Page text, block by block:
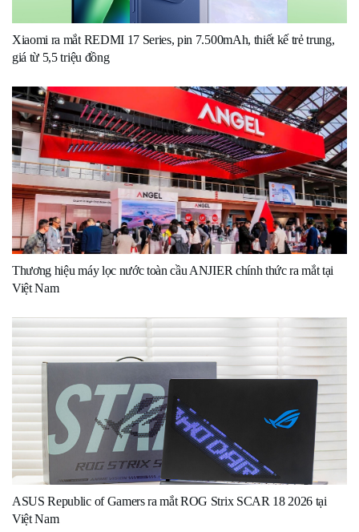
Xiaomi ra mắt REDMI 17 Series, pin 7.500mAh, thiết kế trẻ trung,
giá từ 5,5 triệu đồng
Thương hiệu máy lọc nước toàn cầu ANJIER chính thức ra mắt tại
Việt Nam
ASUS Republic of Gamers ra mắt ROG Strix SCAR 18 2026 tại
Việt Nam